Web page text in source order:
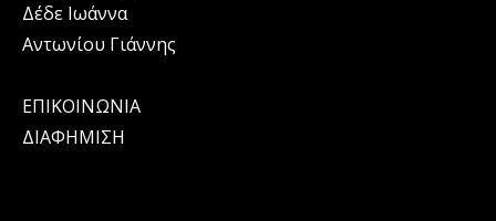
Δέδε Ιωάννα
Αντωνίου Γιάννης
ΕΠΙΚΟΙΝΩΝΙΑ
ΔΙΑΦΗΜΙΣΗ